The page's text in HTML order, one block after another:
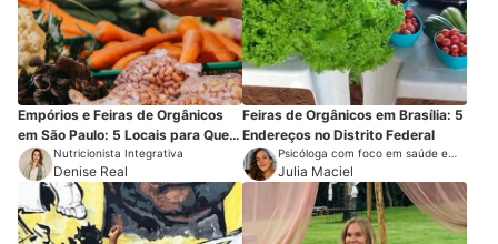
Empórios e Feiras de Orgânicos
em São Paulo: 5 Locais para Quem
Mora ou Visita a Capital
Nutricionista Integrativa
Denise Real
Feiras de Orgânicos em Brasília: 5
Endereços no Distrito Federal
Psicóloga com foco em saúde e
meio ambiente
Julia Maciel